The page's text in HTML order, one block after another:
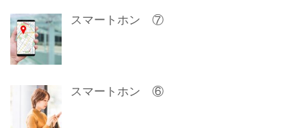
スマートホン ⑦
スマートホン ⑥